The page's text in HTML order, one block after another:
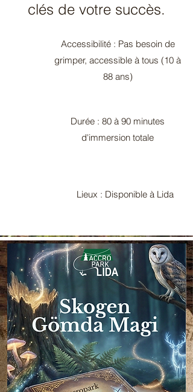
clés de votre succès.
Accessibilité : Pas besoin de
grimper, accessible à tous (10 à
88 ans)
Durée : 80 à 90 minutes
d'immersion totale
Lieux : Disponible à Lida